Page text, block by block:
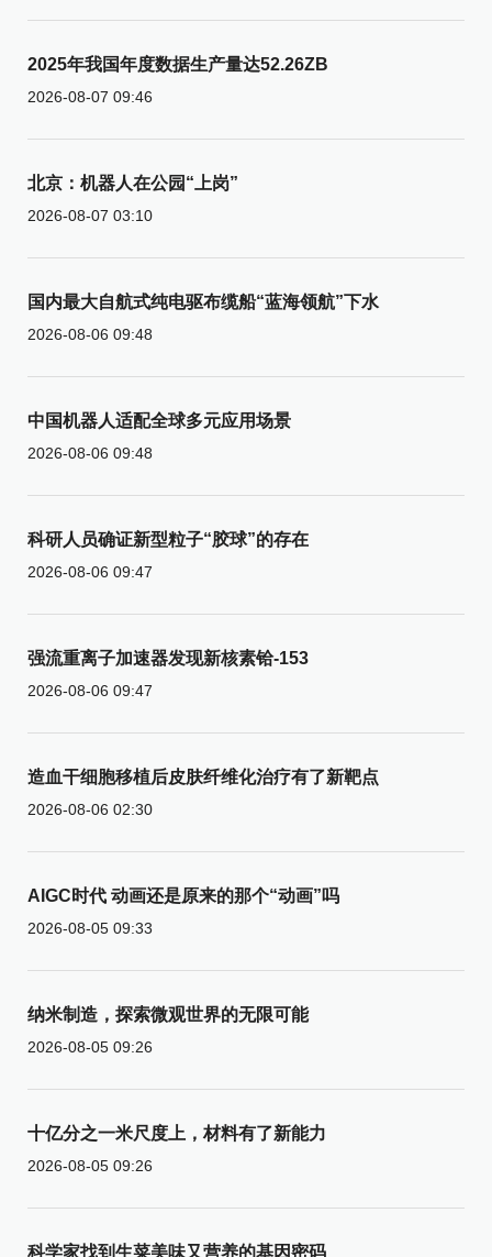
2025年我国年度数据生产量达52.26ZB
2026-08-07 09:46
北京：机器人在公园“上岗”
2026-08-07 03:10
国内最大自航式纯电驱布缆船“蓝海领航”下水
2026-08-06 09:48
中国机器人适配全球多元应用场景
2026-08-06 09:48
科研人员确证新型粒子“胶球”的存在
2026-08-06 09:47
强流重离子加速器发现新核素铪-153
2026-08-06 09:47
造血干细胞移植后皮肤纤维化治疗有了新靶点
2026-08-06 02:30
AIGC时代 动画还是原来的那个“动画”吗
2026-08-05 09:33
纳米制造，探索微观世界的无限可能
2026-08-05 09:26
十亿分之一米尺度上，材料有了新能力
2026-08-05 09:26
科学家找到生菜美味又营养的基因密码